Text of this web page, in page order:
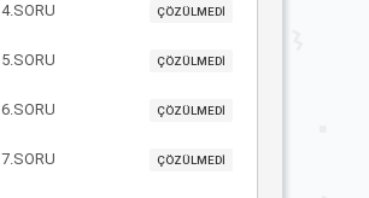
4.SORU ÇÖZÜLMEDİ
5.SORU ÇÖZÜLMEDİ
6.SORU ÇÖZÜLMEDİ
7.SORU ÇÖZÜLMEDİ